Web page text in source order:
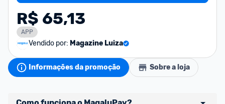
R$ 65,13
APP
Vendido por: Magazine Luiza
Informações da promoção Sobre a loja